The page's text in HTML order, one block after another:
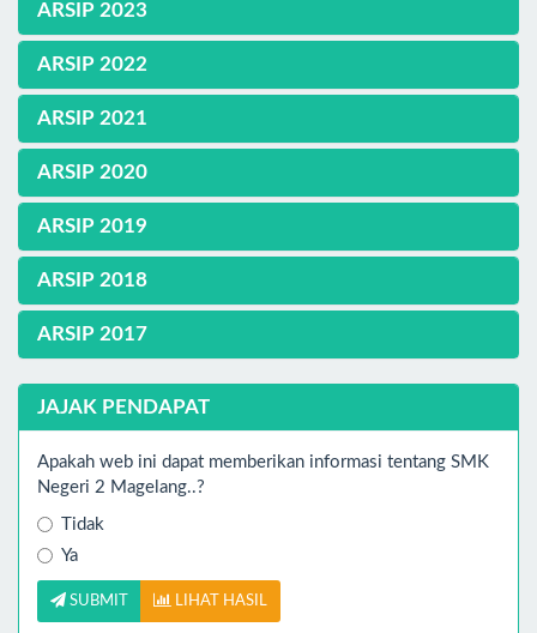
ARSIP 2023
ARSIP 2022
ARSIP 2021
ARSIP 2020
ARSIP 2019
ARSIP 2018
ARSIP 2017
JAJAK PENDAPAT
Apakah web ini dapat memberikan informasi tentang SMK
Negeri 2 Magelang..?
Tidak
Ya
SUBMIT LIHAT HASIL